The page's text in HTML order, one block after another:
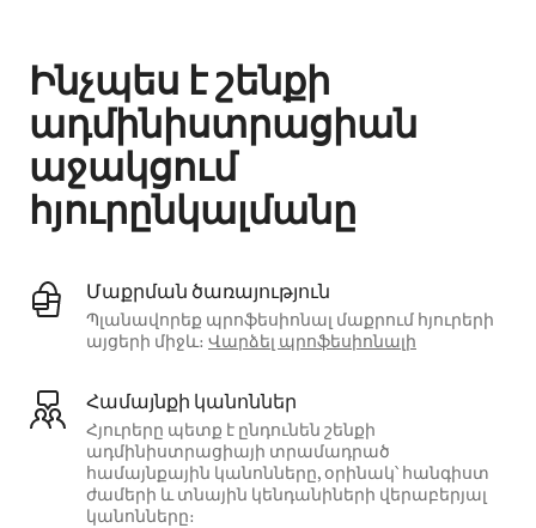
Ինչպես է շենքի
ադմինիստրացիան
աջակցում
հյուրընկալմանը
Մաքրման ծառայություն
Պլանավորեք պրոֆեսիոնալ մաքրում հյուրերի
այցերի միջև։ Վարձել պրոֆեսիոնալի
Համայնքի կանոններ
Հյուրերը պետք է ընդունեն շենքի
ադմինիստրացիայի տրամադրած
համայնքային կանոնները, օրինակ՝ հանգիստ
ժամերի և տնային կենդանիների վերաբերյալ
կանոնները։